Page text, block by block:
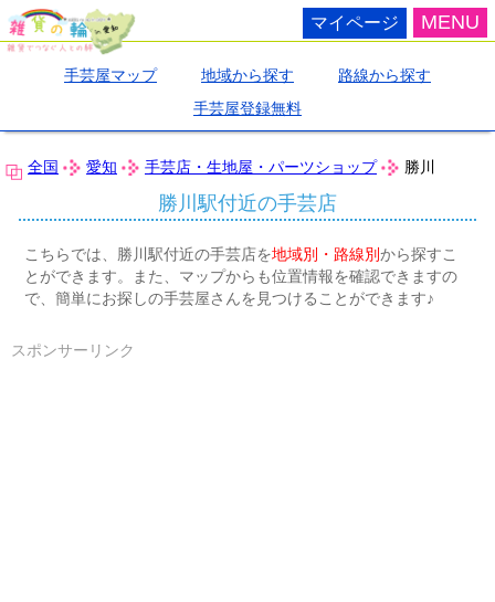
MENU
マイページ
手芸屋マップ 地域から探す
路線から探す
手芸屋登録無料
全国 愛知 手芸店・生地屋・パーツショップ 勝川
勝川駅付近の手芸店
こちらでは、勝川駅付近の手芸店を地域別・路線別から探すこ
とができます。また、マップからも位置情報を確認できますの
で、簡単にお探しの手芸屋さんを見つけることができます♪
スポンサーリンク